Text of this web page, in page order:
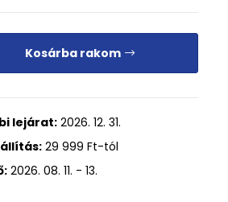
Kosárba rakom
lejárat:2026. 12. 31.
29 999 Ft-tól
2026. 08. 11. - 13.